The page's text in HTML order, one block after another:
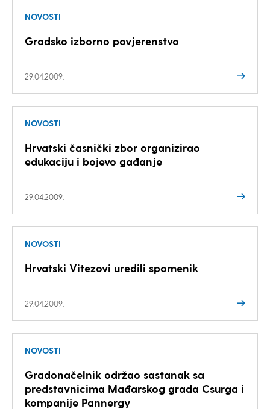
NOVOSTI
Gradsko izborno povjerenstvo
29.04.2009.
NOVOSTI
Hrvatski časnički zbor organizirao
edukaciju i bojevo gađanje
29.04.2009.
NOVOSTI
Hrvatski Vitezovi uredili spomenik
29.04.2009.
NOVOSTI
Gradonačelnik održao sastanak sa
predstavnicima Mađarskog grada Csurga i
kompanije Pannergy